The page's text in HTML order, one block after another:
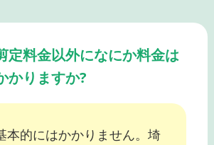
定料金以外になにか料金は
かりますか?
本的にはかかりません。埼